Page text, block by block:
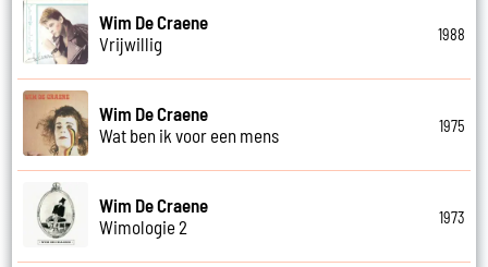
Wim De Craene
Vrijwillig
1988
Wim De Craene
Wat ben ik voor een mens
1975
Wim De Craene
Wimologie 2
1973